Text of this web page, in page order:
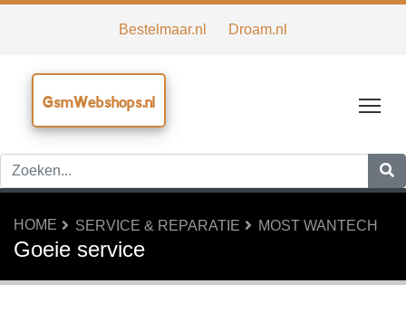
Bestelmaar.nl Droam.nl
GsmWebshops.nl
HOME SERVICE & REPARATIE MOST WANTECH
Goeie service